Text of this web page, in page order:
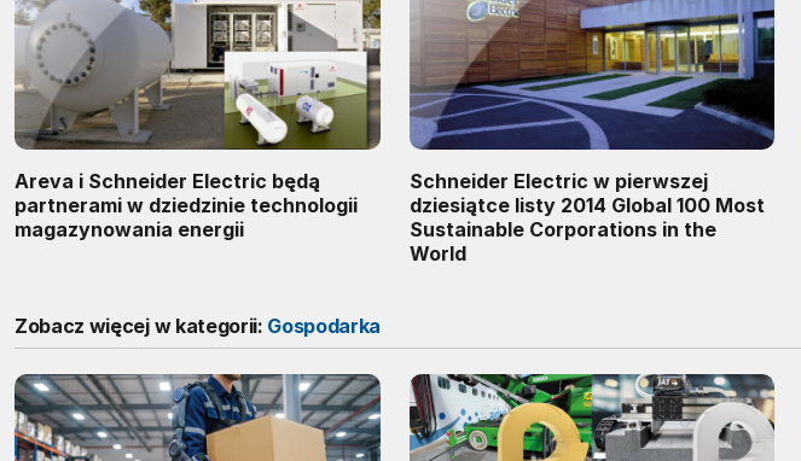
Areva i Schneider Electric będą
partnerami w dziedzinie technologii
magazynowania energii
Schneider Electric w pierwszej
dziesiątce listy 2014 Global 100 Most
Sustainable Corporations in the
World
Zobacz więcej w kategorii: Gospodarka